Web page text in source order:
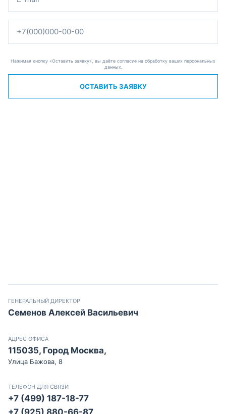
Нажимая кнопку «Оставить заявку», вы даёте согласие на обработку ваших персональных
данных.
ОСТАВИТЬ ЗАЯВКУ
ГЕНЕРАЛЬНЫЙ ДИРЕКТОР
Семенов Алексей Васильевич
АДРЕС ОФИСА
115035, Город Москва,
Улица Бажова, 8
ТЕЛЕФОН ДЛЯ СВЯЗИ
+7 (499) 187-18-77
+7 (925) 880-66-87